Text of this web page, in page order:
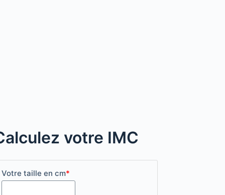
votre IMC
Votre taille en cm*